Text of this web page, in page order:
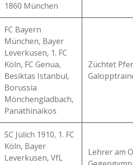
1860 München
FC Bayern
München, Bayer
Leverkusen, 1. FC
Köln, FC Genua,
Besiktas Istanbul,
Borussia
Mönchengladbach,
Panathinaikos
Züchtet
SC Jülich 1910, 1. FC
Köln, Bayer
Leverkusen, VfL
Lehrer am